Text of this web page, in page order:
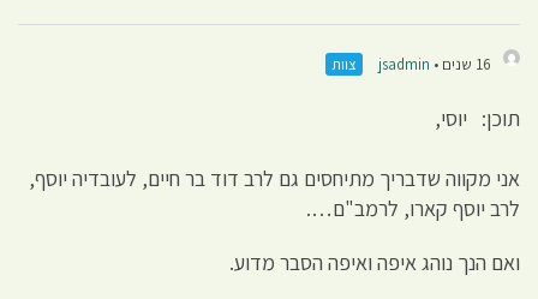
16 שנים • jsadmin צוות
תוכן: יוסי,
אני מקווה שדבריך מתיחסים גם לרב דוד בר חיים, לעובדיה יוסף,
לרב יוסף קארו, לרמב"ם….
ואם הנך נוהג איפה ואיפה הסבר מדוע.